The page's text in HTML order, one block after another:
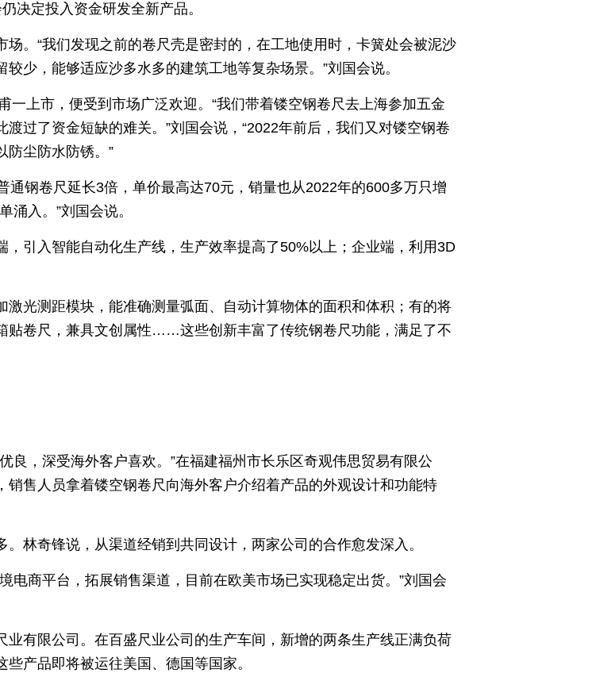
决定投入资金研发全新产品。
。“我们发现之前的卷尺壳是密封的，在工地使用时，卡簧处会被泥沙
少，能够适应沙多水多的建筑工地等复杂场景。”刘国会说。
上市，便受到市场广泛欢迎。“我们带着镂空钢卷尺去上海参加五金
过了资金短缺的难关。”刘国会说，“2022年前后，我们又对镂空钢卷
防尘防水防锈。”
钢卷尺延长3倍，单价最高达70元，销量也从2022年的600多万只增
涌入。”刘国会说。
引入智能自动化生产线，生产效率提高了50%以上；企业端，利用3D
光测距模块，能准确测量弧面、自动计算物体的面积和体积；有的将
贴卷尺，兼具文创属性……这些创新丰富了传统钢卷尺功能，满足了不
良，深受海外客户喜欢。”在福建福州市长乐区奇观伟思贸易有限公
售人员拿着镂空钢卷尺向海外客户介绍着产品的外观设计和功能特
林奇锋说，从渠道经销到共同设计，两家公司的合作愈发深入。
电商平台，拓展销售渠道，目前在欧美市场已实现稳定出货。”刘国会
有限公司。在百盛尺业公司的生产车间，新增的两条生产线正满负荷
产品即将被运往美国、德国等国家。